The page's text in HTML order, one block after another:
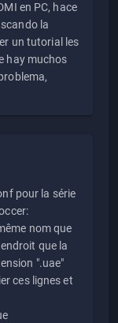
en PC, hace
la
un tutorial les
hay muchos
pour la série
nom que
que la
".uae"
ces lignes et